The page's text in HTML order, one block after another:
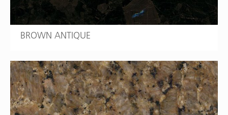
BROWN ANTIQUE